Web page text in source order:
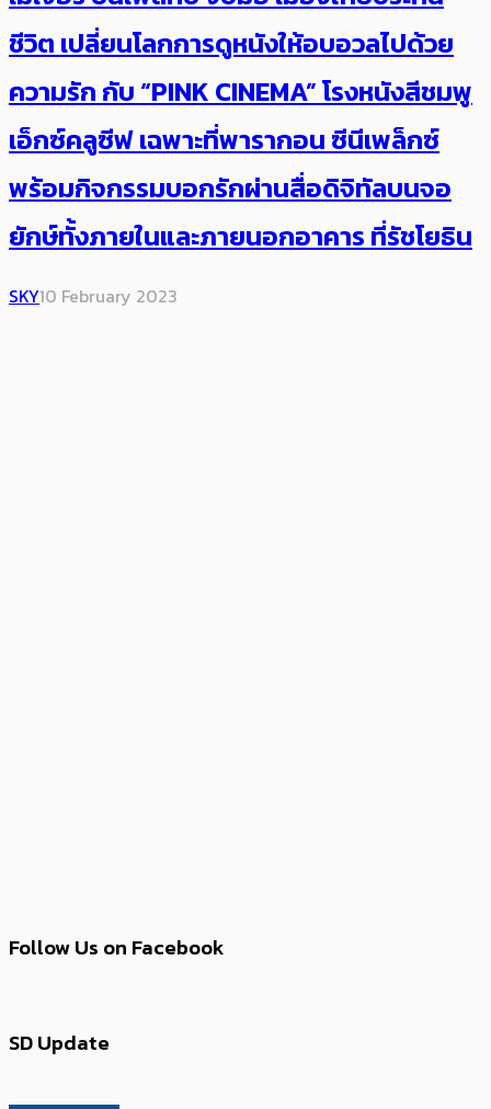
ชีวิต เปลี่ยนโลกการดูหนังให้อบอวลไปด้วย
ความรัก กับ “PINK CINEMA” โรงหนังสีชมพู
เอ็กซ์คลูซีฟ เฉพาะที่พารากอน ซีนีเพล็กซ์
พร้อมกิจกรรมบอกรักผ่านสื่อดิจิทัลบนจอ
ยักษ์ทั้งภายในและภายนอกอาคาร ที่รัชโยธิน
SKY10 February 2023
Follow Us on Facebook
SD Update